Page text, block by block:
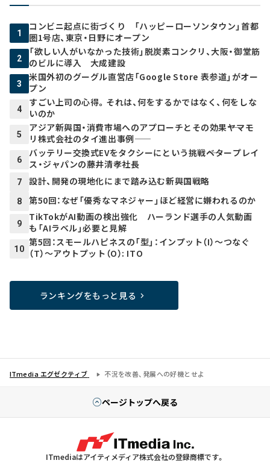
1
コンビニ起点に街づくり 「ハッピーローソンタウン」首都
圏1号店、東京・日野にオープン
2
「欲しい人がいなかった技術」脱炭素コンクリ、大阪・御堂筋
のビルに導入 大成建設
3
米国外初のグーグル直営店「Google Store 表参道」がオー
プン
4
すごい上司の心得。それは、何をするかではなく、何をしな
いのか
5
アジア新興国・消費市場へのアプローチとその効果――ヤマモ
リ株式会社のタイ進出事例――
6
バッテリー交換式EVをタクシーにという挑戦――ベタープレイ
ス・ジャパンの藤井清孝社長
7 設計、開発の現地化にまで踏み込む新興国戦略
8 第50回：なぜ「優秀なマネジャー」ほど経営に嫌われるのか
9
TikTokがAI動画の検出強化 ハーランド選手の人気動画
も「AIラベル」必要と見解
10
第5回：スモールハピネスの「型」：インプット（I）～つなぐ
（T）～アウトプット（O）: ITO
ランキングをもっと見る
ITmedia エグゼクティブ 不況を改善、発展への好機とせよ
ページトップへ戻る
ITmediaはアイティメディア株式会社の登録商標です。